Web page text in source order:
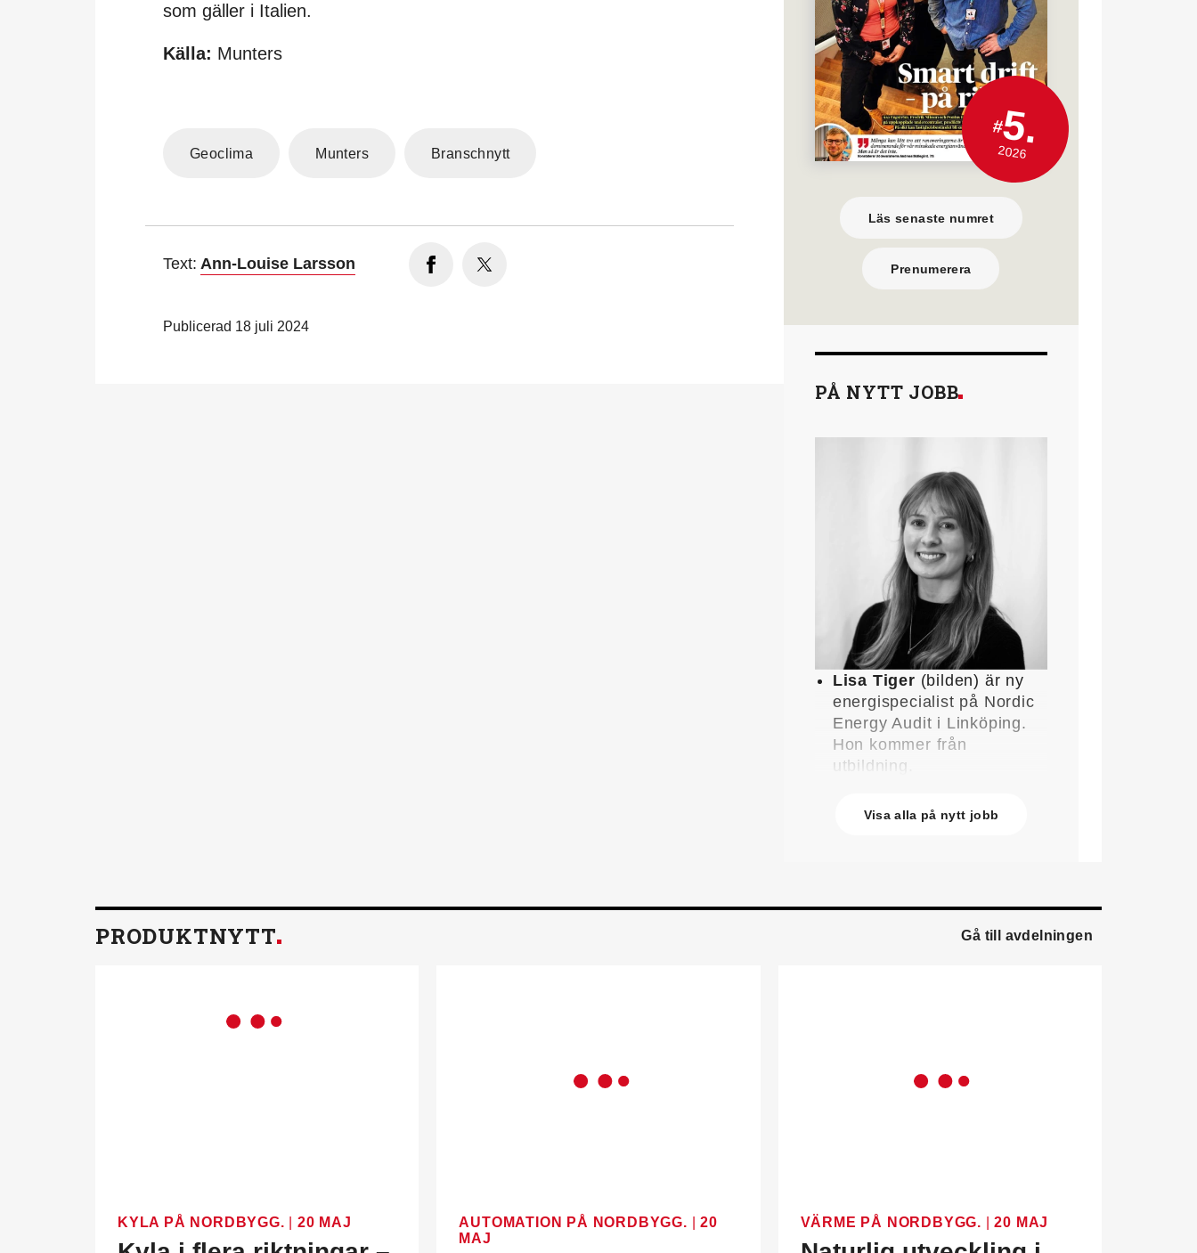
som gäller i Italien.
Källa: Munters
Geoclima Munters Branschnytt
Text: Ann-Louise Larsson
Publicerad 18 juli 2024
#5.
2026
Läs senaste numret
Prenumerera
PÅ NYTT JOBB
Lisa Tiger (bilden) är ny
energispecialist på Nordic
Energy Audit i Linköping.
Hon kommer från
utbildning.
affärschef för Service på
roll på Swegon.
Mathias Anderssonär ny
Oskar Lennerär ny
Daniel Ellisonär ny vd
Visa alla på nytt jobb
PRODUKTNYTT Gå till avdelningen
KYLA PÅ NORDBYGG. 20 MAJ AUTOMATION PÅ NORDBYGG.
20
MAJ
VÄRME PÅ NORDBYGG. 20 MAJ